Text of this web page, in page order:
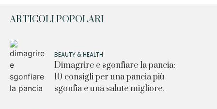
ARTICOLI POPOLARI
BEAUTY & HEALTH
Dimagrire e sgonfiare la pancia:
10 consigli per una pancia più
sgonfia e una salute migliore.